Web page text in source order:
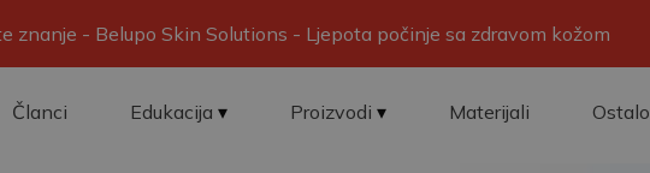
znanje - Belupo Skin Solutions - Ljepota počinje sa zdravom kožom
Članci Edukacija Proizvodi Materijali Ostalo